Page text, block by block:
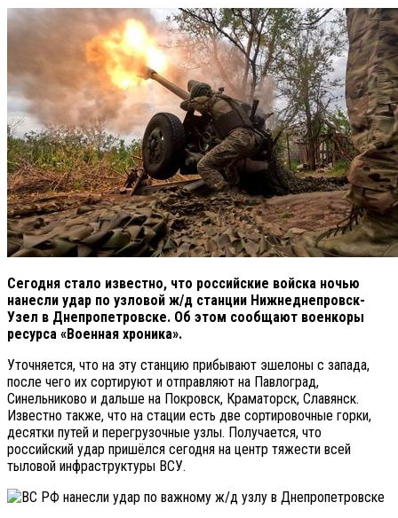
Сегодня стало известно, что российские войска ночью
нанесли удар по узловой ж/д станции Нижнеднепровск-
Узел в Днепропетровске. Об этом сообщают военкоры
ресурса «Военная хроника».
Уточняется, что на эту станцию прибывают эшелоны с запада,
после чего их сортируют и отправляют на Павлоград,
Синельниково и дальше на Покровск, Краматорск, Славянск.
Известно также, что на стации есть две сортировочные горки,
десятки путей и перегрузочные узлы. Получается, что
российский удар пришёлся сегодня на центр тяжести всей
тыловой инфраструктуры ВСУ.